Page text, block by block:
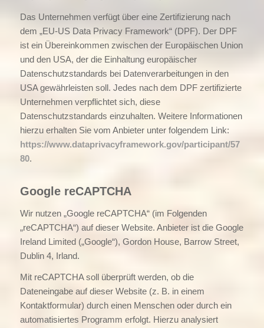
Das Unternehmen verfügt über eine Zertifizierung nach
dem „EU-US Data Privacy Framework“ (DPF). Der DPF
ist ein Übereinkommen zwischen der Europäischen Union
und den USA, der die Einhaltung europäischer
Datenschutzstandards bei Datenverarbeitungen in den
USA gewährleisten soll. Jedes nach dem DPF zertifizierte
Unternehmen verpflichtet sich, diese
Datenschutzstandards einzuhalten. Weitere Informationen
hierzu erhalten Sie vom Anbieter unter folgendem Link:
https://www.dataprivacyframework.gov/participant/57
80.
Google reCAPTCHA
Wir nutzen „Google reCAPTCHA“ (im Folgenden
„reCAPTCHA“) auf dieser Website. Anbieter ist die Google
Ireland Limited („Google“), Gordon House, Barrow Street,
Dublin 4, Irland.
Mit reCAPTCHA soll überprüft werden, ob die
Dateneingabe auf dieser Website (z. B. in einem
Kontaktformular) durch einen Menschen oder durch ein
automatisiertes Programm erfolgt. Hierzu analysiert